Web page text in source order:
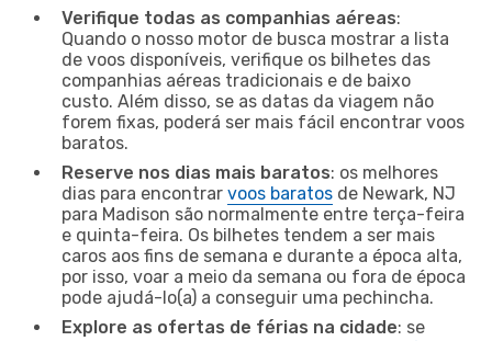
Verifique todas as companhias aéreas:
Quando o nosso motor de busca mostrar a lista
de voos disponíveis, verifique os bilhetes das
companhias aéreas tradicionais e de baixo
custo. Além disso, se as datas da viagem não
forem fixas, poderá ser mais fácil encontrar voos
baratos.
Reserve nos dias mais baratos: os melhores
dias para encontrar voos baratos de Newark, NJ
para Madison são normalmente entre terça-feira
e quinta-feira. Os bilhetes tendem a ser mais
caros aos fins de semana e durante a época alta,
por isso, voar a meio da semana ou fora de época
pode ajudá-lo(a) a conseguir uma pechincha.
Explore as ofertas de férias na cidade: se